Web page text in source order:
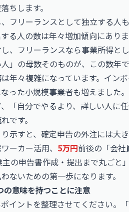
ちします。
フリーランスとして独立する人
る人の数は年々増加傾向にあり
、フリーランスなら事業所得と
」の母数そのものが、この数年
年々複雑になっています。イン
った小規模事業者も増えました
「自分でやるより、詳しい人に
です。
示すと、確定申告の外注には大
ーカー活用、 5万円前後の「会社
の申告書作成・提出まで丸ごと
ないための第一歩になります。
の意味を持つことに注意
イントを整理させてください。